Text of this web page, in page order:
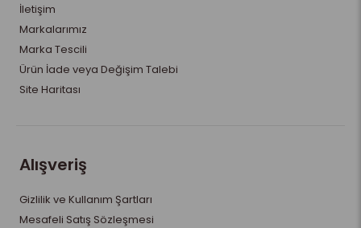
İletişim
Markalarımız
Marka Tescili
Ürün İade veya Değişim Talebi
Site Haritası
Alışveriş
Gizlilik ve Kullanım Şartları
Mesafeli Satış Sözleşmesi